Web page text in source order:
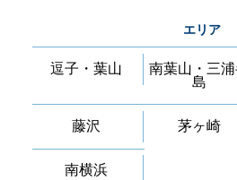
エリア
逗子・葉山
南葉山・三
島
藤沢 茅ヶ崎
南横浜